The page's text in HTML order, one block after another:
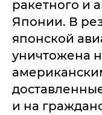
ракетного и
Японии. В
японской
уничтожена
и на